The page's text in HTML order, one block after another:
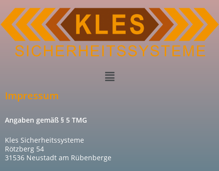
Impressum
Angaben gemäß § 5 TMG
Kles Sicherheitssysteme
Rötzberg 54
31536 Neustadt am Rübenberge